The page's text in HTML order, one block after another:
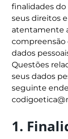
finalidades
seus direitos
atentamente
compreensão
dados
Questões
seus dados
seguinte
1.